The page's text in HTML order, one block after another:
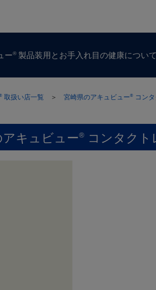
ー® 製品装用とお手入れ目の​健康に​ついて
取扱い店一覧 ＞ 宮崎県のアキュビュー® コン
アキュビュー® コンタクト